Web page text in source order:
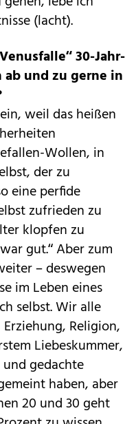
(lacht).
30-Jahr-
ab und zu gerne in
weil das heißen
Wollen, in
der zu
eine perfide
zufrieden zu
klopfen zu
gut.“ Aber zum
– deswegen
im Leben eines
selbst. Wir alle
Religion,
Liebeskummer,
gedachte
haben, aber
20 und 30 geht